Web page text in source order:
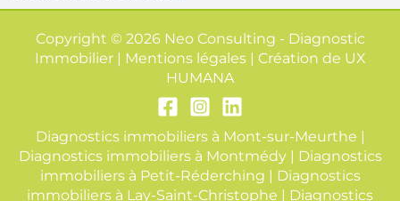
Copyright © 2026 Neo Consulting - Diagnostic
Immobilier | Mentions légales | Création de UX
HUMANA
Diagnostics immobiliers à Mont-sur-Meurthe |
Diagnostics immobiliers à Montmédy| Diagnostics
immobiliers à Petit-Réderching | Diagnostics
immobiliers à Lay-Saint-Christophe | Diagnostics